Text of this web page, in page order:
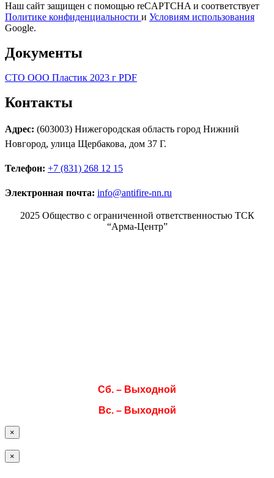
Наш сайт защищен с помощью reCAPTCHA и соответствует
Политике конфиденциальности и Условиям использования
Google.
Документы
СТО ООО Пластик 2023 г PDF
Контакты
Адрес: (603003) Нижегородская область город Нижний
Новгород, улица Щербакова, дом 37 Г.
Телефон: +7 (831) 268 12 15
Электронная почта: info@antifire-nn.ru
2025 Общество с ограниченной ответственностью ТСК
“Арма-Центр”
Сб. – Выходной
Вс. – Выходной
×
×